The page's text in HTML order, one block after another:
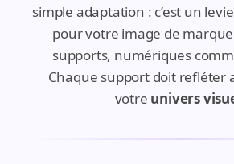
simple adaptation : c’est un
pour votre image de
supports, numériques
Chaque support doit refléter
votre univers